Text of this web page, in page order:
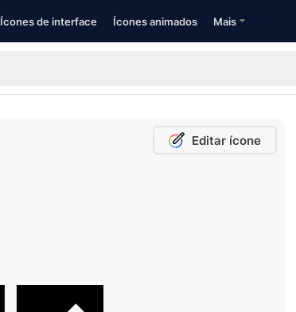
Ícones de interface Ícones animados Mais
Editar ícone